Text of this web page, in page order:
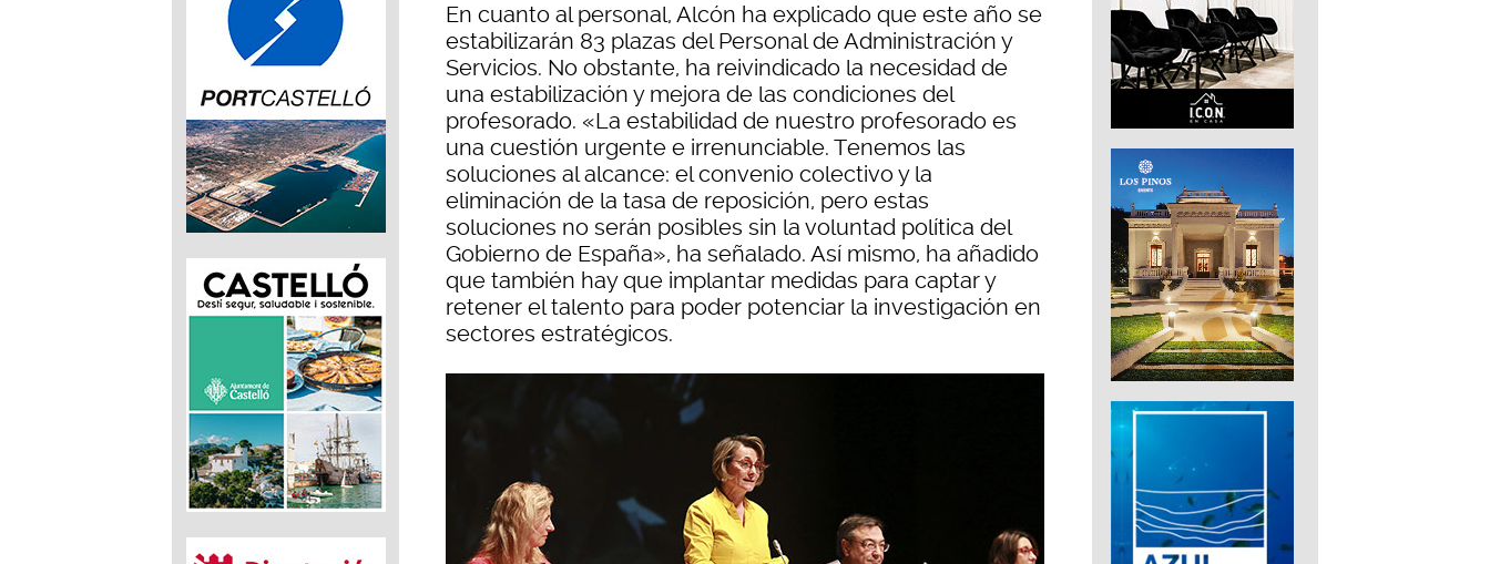
En cuanto al personal, Alcón ha explicado que este año se
estabilizarán 83 plazas del Personal de Administración y
Servicios. No obstante, ha reivindicado la necesidad de
una estabilización y mejora de las condiciones del
profesorado. «La estabilidad de nuestro profesorado es
una cuestión urgente e irrenunciable. Tenemos las
soluciones al alcance: el convenio colectivo y la
eliminación de la tasa de reposición, pero estas
soluciones no serán posibles sin la voluntad política del
Gobierno de España», ha señalado. Así mismo, ha añadido
que también hay que implantar medidas para captar y
retener el talento para poder potenciar la investigación en
sectores estratégicos.